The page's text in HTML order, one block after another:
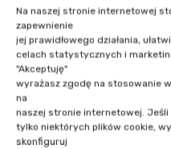
Na naszej stronie internetowej
zapewnienie
jej prawidłowego działania,
celach statystycznych i
"Akceptuję"
wyrażasz zgodę na stosowanie
na
naszej stronie internetowej.
tylko niektórych plików cookie,
skonfiguruj
oprogramowaniem, w tym
dotyczących „cloud
blockchain, również w
regulowanych. Jest członkiem
Stowarzyszenia Prawa
Technologii.